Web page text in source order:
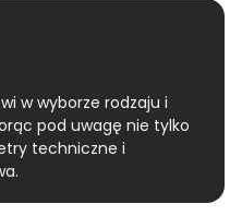
w wyborze rodzaju i
pod uwagę nie tylko
techniczne i